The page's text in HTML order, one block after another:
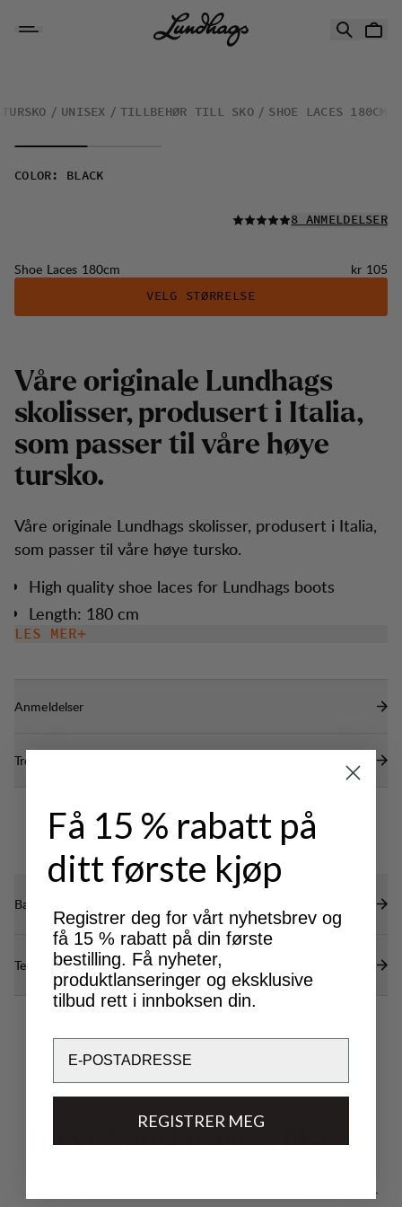
TURSKO UNISEX TILLBEHØR TILL SKO SHOE LACES 180CM
COLOR : BLACK
LES ALLE
8 ANMELDELSER
Shoe Laces 180cm Pris:
kr 105
VELG STØRRELSE
Våre originale Lundhags
skolisser, produsert i Italia,
som passer til våre høye
tursko.
Våre originale Lundhags skolisser, produsert i Italia,
som passer til våre høye tursko.
High quality shoe laces for Lundhags boots
Length: 180 cm
LES MER
Anmeldelser
Trenger du hjelp?
Bærekraftsegenskaper
Tekniske spesifikasjoner
u vil kanskje også like
Guide Liner
Få 15 % rabatt på
ditt første kjøp
Registrer deg for vårt nyhetsbrev og
få 15 % rabatt på din første
bestilling. Få nyheter,
produktlanseringer og eksklusive
tilbud rett i innboksen din.
REGISTRER MEG